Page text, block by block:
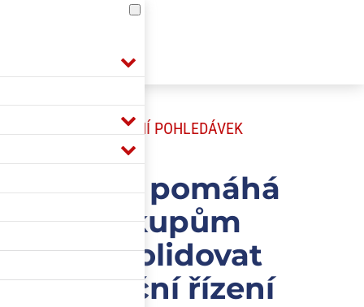
POJIŠTĚNÍ POHLEDÁVEK
ARFiN pomáhá
biskupům
konsolidovat
finanční řízení